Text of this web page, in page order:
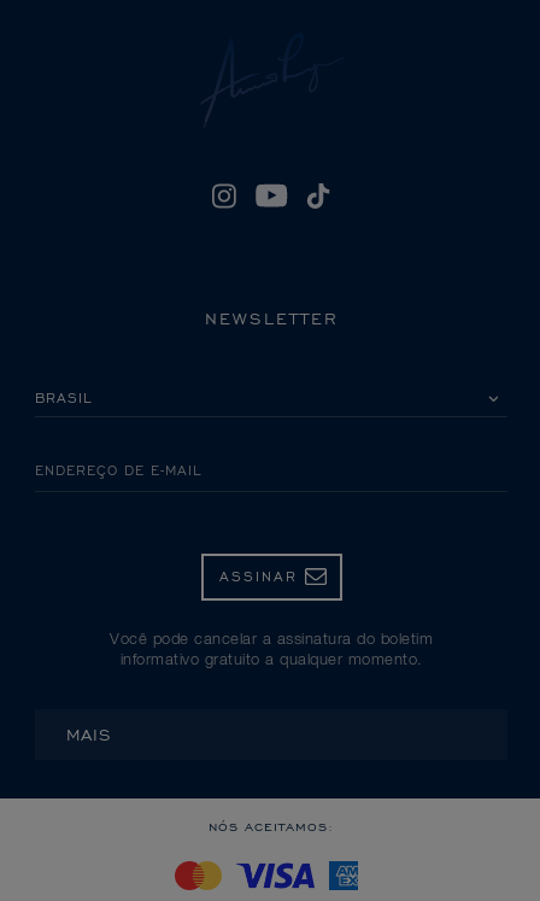
NEWSLETTER
ENDEREÇO DE E-MAIL
ASSINAR
Você pode cancelar a assinatura do boletim
informativo gratuito a qualquer momento.
MAIS
NÓS ACEITAMOS: